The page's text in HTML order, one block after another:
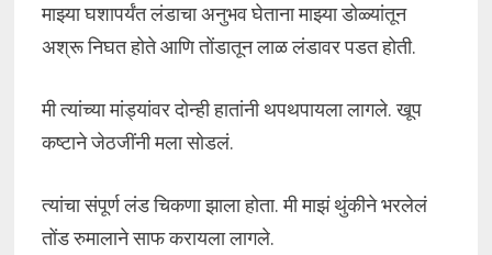
माझ्या घशापर्यंत लंडाचा अनुभव घेताना माझ्या डोळ्यांतून
अश्रू निघत होते आणि तोंडातून लाळ लंडावर पडत होती.
मी त्यांच्या मांड्यांवर दोन्ही हातांनी थपथपायला लागले. खूप
कष्टाने जेठजींनी मला सोडलं.
त्यांचा संपूर्ण लंड चिकणा झाला होता. मी माझं थुंकीने भरलेलं
तोंड रुमालाने साफ करायला लागले.